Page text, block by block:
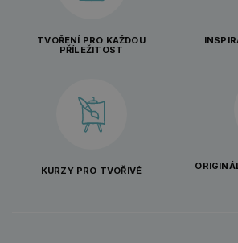
TVOŘENÍ PRO KAŽDOU
PŘÍLEŽITOST
KURZY PRO TVOŘIVÉ